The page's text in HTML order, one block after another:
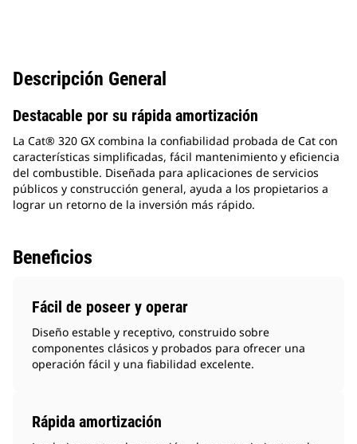
Descripción General
Destacable por su rápida amortización
La Cat® 320 GX combina la confiabilidad probada de Cat con
características simplificadas, fácil mantenimiento y eficiencia
del combustible. Diseñada para aplicaciones de servicios
públicos y construcción general, ayuda a los propietarios a
lograr un retorno de la inversión más rápido.
Beneficios
Fácil de poseer y operar
Diseño estable y receptivo, construido sobre
componentes clásicos y probados para ofrecer una
operación fácil y una fiabilidad excelente.
Rápida amortización